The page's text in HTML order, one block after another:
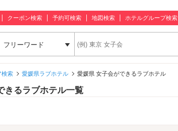
クーポン検索 予約可検索 地図検索 ホテルグループ検索
フリーワード
検索 愛媛県ラブホテル 愛媛県 女子会ができるラブホテル
きるラブホテル一覧